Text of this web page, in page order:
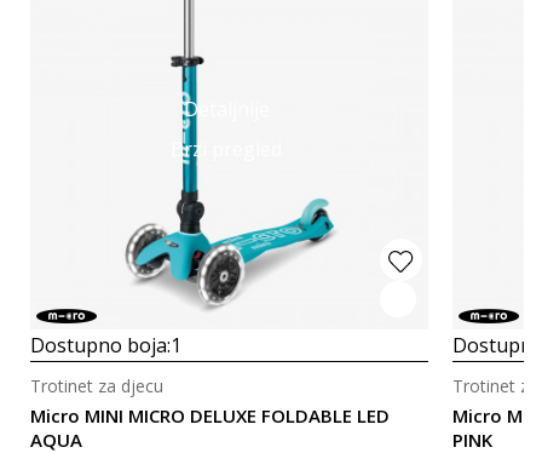
Detaljnije
Brzi pregled
Dostupno boja:1
Micro MINI MICRO DELUXE FOLDABLE LED
AQUA
Trotinet za djecu
Micro
PINK
Trotinet